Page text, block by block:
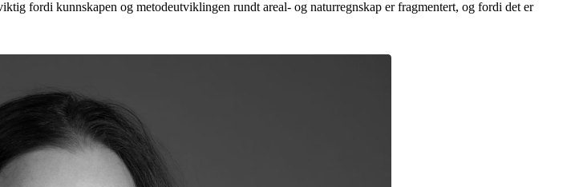
fordi kunnskapen og metodeutviklingen rundt areal- og naturregnskap er fragmentert, og fordi det er